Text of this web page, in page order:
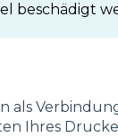
beschädigt
als
Ihres